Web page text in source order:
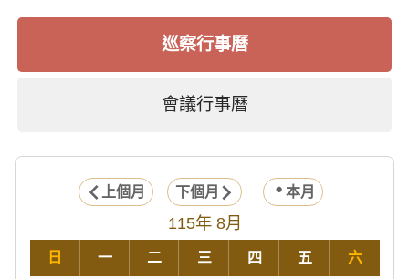
巡察行事曆
會議行事曆
上個月 下個月 本月
115年 8月
日 一 二 三 四 五 六